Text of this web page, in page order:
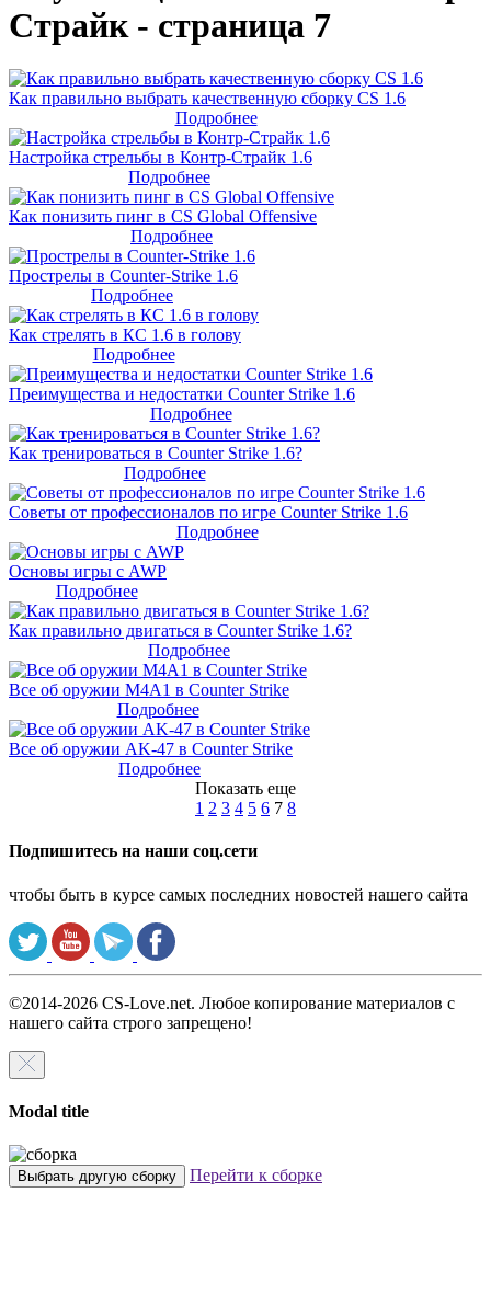
Страйк - страница 7
Как правильно выбрать качественную сборку CS 1.6
Подробнее
Настройка стрельбы в Контр-Страйк 1.6
Подробнее
Как понизить пинг в CS Global Offensive
Подробнее
Прострелы в Counter-Strike 1.6
Подробнее
Как стрелять в КС 1.6 в голову
Подробнее
Преимущества и недостатки Counter Strike 1.6
Подробнее
Как тренироваться в Counter Strike 1.6?
Подробнее
Советы от профессионалов по игре Counter Strike 1.6
Подробнее
Основы игры с AWP
Подробнее
Как правильно двигаться в Counter Strike 1.6?
Подробнее
Все об оружии M4A1 в Counter Strike
Подробнее
Все об оружии AK-47 в Counter Strike
Подробнее
Показать еще
1 2 3 4 5 6 7 8
Подпишитесь на наши соц.сети
чтобы быть в курсе самых последних новостей нашего сайта
©2014-2026 CS-Love.net. Любое копирование материалов с
нашего сайта строго запрещено!
Modal title
Выбрать другую сборку Перейти к сборке